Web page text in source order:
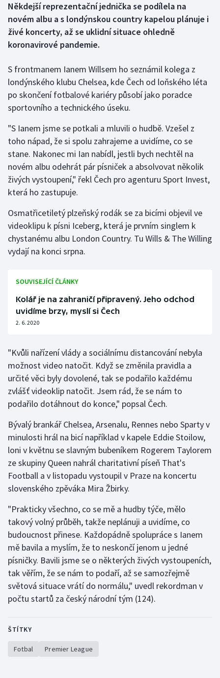
Curling
Dostihy
Florbal
Futsal
Golf
Gymnastika
Házená
Jezdectví
Krasobruslení
Lezení
Lyže a snowboard
Moderní pětiboj
Motorsport
Olympijské hry
Parasport
Plavání
Plážový volejbal
Ragby
Rychlobruslení
Rychlostní kanoistika
Short track
Sportovní střelba
Stolní tenis
Triatlon
Vodní slalom
Někdejší reprezentační jednička se podílela na
novém albu a s londýnskou country kapelou plánuje i
živé koncerty, až se uklidní situace ohledně
koronavirové pandemie.
S frontmanem Ianem Willsem ho seznámil kolega z
londýnského klubu Chelsea, kde Čech od loňského léta
po skončení fotbalové kariéry působí jako poradce
sportovního a technického úseku.
"S Ianem jsme se potkali a mluvili o hudbě. Vzešel z
toho nápad, že si spolu zahrajeme a uvidíme, co se
stane. Nakonec mi Ian nabídl, jestli bych nechtěl na
novém albu odehrát pár písniček a absolvovat několik
živých vystoupení," řekl Čech pro agenturu Sport Invest,
která ho zastupuje.
Osmatřicetiletý plzeňský rodák se za bicími objevil ve
videoklipu k písni Iceberg, která je prvním singlem k
chystanému albu London Country. Tu Wills & The Willing
vydají na konci srpna.
SOUVISEJÍCÍ ČLÁNKY
Kolář je na zahraničí připravený. Jeho odchod
uvidíme brzy, myslí si Čech
2. 6. 2020
"Kvůli nařízení vlády a sociálnímu distancování nebyla
možnost video natočit. Když se změnila pravidla a
určité věci byly dovolené, tak se podařilo každému
zvlášť videoklip natočit. Jsem rád, že se nám to
podařilo dotáhnout do konce," popsal Čech.
Bývalý brankář Chelsea, Arsenalu, Rennes nebo Sparty v
minulosti hrál na bicí například v kapele Eddie Stoilow,
loni v květnu se slavným bubeníkem Rogerem Taylorem
ze skupiny Queen nahrál charitativní píseň That's
Football a v listopadu vystoupil v Praze na koncertu
slovenského zpěváka Mira Žbirky.
"Prakticky všechno, co se mě a hudby týče, mělo
takový volný průběh, takže neplánuji a uvidíme, co
budoucnost přinese. Každopádně spolupráce s Ianem
mě bavila a myslím, že to neskončí jenom u jedné
písničky. Bavili jsme se o některých živých vystoupeních,
tak věřím, že se nám to podaří, až se samozřejmě
světová situace vrátí do normálu," uvedl rekordman v
počtu startů za český národní tým (124).
ŠTÍTKY
Fotbal Premier League